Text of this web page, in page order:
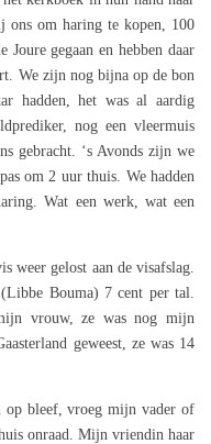
ons om haring te kopen, 100
gegaan en hebben daar
We zijn nog bijna op de bon
hadden, het was al aardig
nog een vleermuis
gebracht. ‘s Avonds zijn we
om 2 uur thuis. We hadden
Wat een werk, wat een
weer gelost aan de visafslag.
Bouma) 7 cent per tal.
vrouw, ze was nog mijn
geweest, ze was 14
op bleef, vroeg mijn vader of
onraad. Mijn vriendin haar